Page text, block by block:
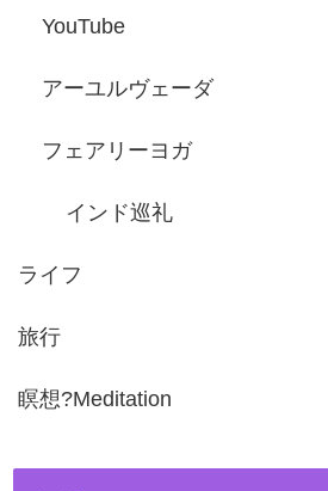
YouTube
アーユルヴェーダ
フェアリーヨガ
インド巡礼
ライフ
旅行
瞑想?Meditation